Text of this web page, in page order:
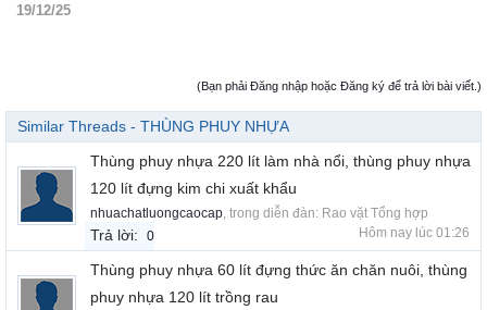
19/12/25
(Bạn phải Đăng nhập hoặc Đăng ký để trả lời bài viết.)
Similar Threads - THÙNG PHUY NHỰA
Thùng phuy nhựa 220 lít làm nhà nổi, thùng phuy nhựa
120 lít đựng kim chi xuất khẩu
nhuachatluongcaocap , trong diễn đàn: Rao vặt Tổng hợp
Trả lời: 0 Hôm nay lúc 01:26
Thùng phuy nhựa 60 lít đựng thức ăn chăn nuôi, thùng
phuy nhựa 120 lít trồng rau